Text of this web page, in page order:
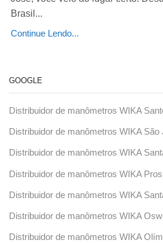
Brasil...
Continue Lendo...
GOOGLE
Distribuidor de manômetros WIKA
Distribuidor de manômetros WIKA São
Distribuidor de manômetros WIKA
Distribuidor de manômetros WIKA
Distribuidor de manômetros WIKA
Distribuidor de manômetros WIKA
Distribuidor de manômetros WIKA